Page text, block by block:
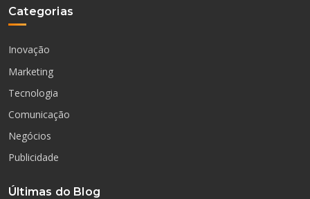
Categorias
Inovação
Marketing
Tecnologia
Comunicação
Negócios
Publicidade
Últimas do Blog